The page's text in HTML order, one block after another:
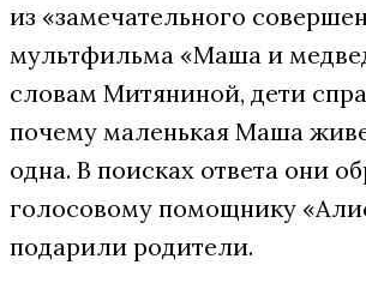
из «замечательного
мультфильма «Маша и
словам Митяниной, дети
почему маленькая Маша
одна. В поисках ответа они
голосовому помощнику
подарили родители.